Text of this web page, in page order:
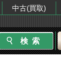
中古(買取)